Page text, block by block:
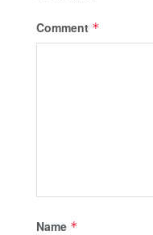
Comment *
Name *